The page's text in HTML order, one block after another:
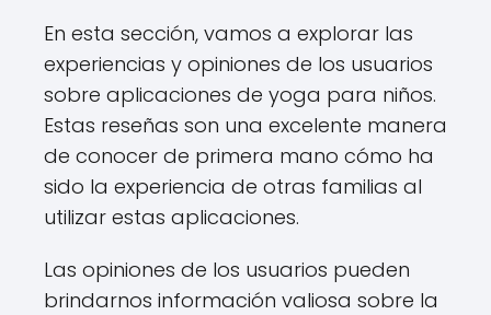
En esta sección, vamos a explorar las
experiencias y opiniones de los usuarios
sobre aplicaciones de yoga para niños.
Estas reseñas son una excelente manera
de conocer de primera mano cómo ha
sido la experiencia de otras familias al
utilizar estas aplicaciones.
Las opiniones de los usuarios pueden
brindarnos información valiosa sobre la